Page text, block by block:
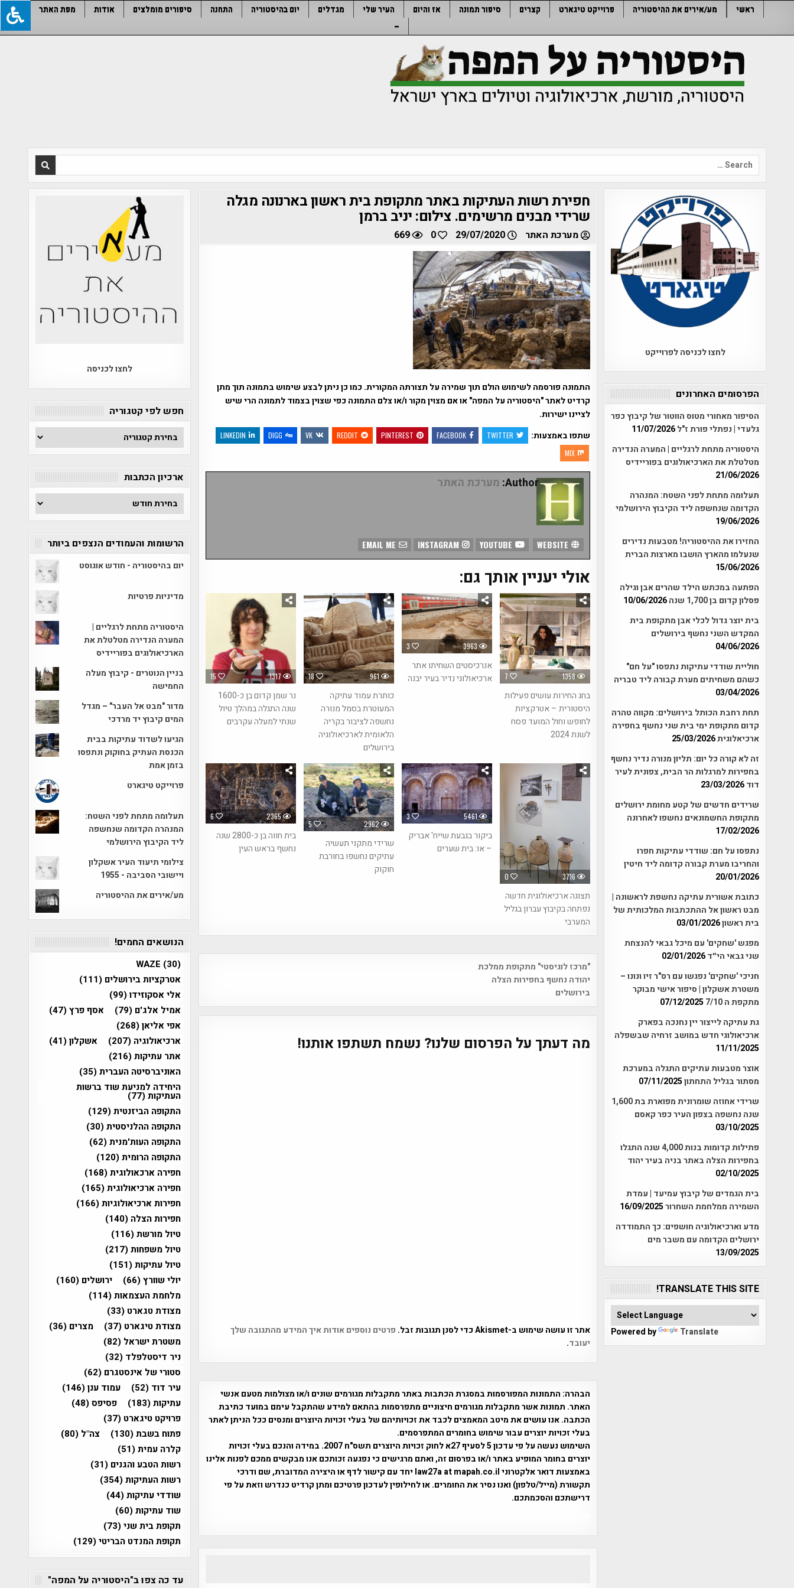
ראשי מע/אירים את ההיסטוריה פרוייקט טיגארט קצרים סיפור תמונה אז והיום העיר שלי מגדלים יום בהיסטוריה התחנה סיפורים מומלצים אודות
מפת האתר
–
Search
for:
חפירת רשות העתיקות באתר מתקופת בית ראשון בארנונה מגלה
שרידי מבנים מרשימים. צילום: יניב ברמן
מערכת האתר 29/07/2020
0
669
התמונה פורסמה לשימוש הולם תוך שמירה על תצורתה המקורית. כמו כן ניתן לבצע שימוש בתמונה תוך מתן
קרדיט לאתר "היסטוריה על המפה" או אם מצוין מקור ו/או צלם התמונה כפי שצוין בצמוד לתמונה הרי שיש
לציינו ישירות.
שתפו באמצעות:
TWITTER
FACEBOOK
PINTEREST
REDDIT
VK
DIGG
LINKEDIN
MIX
Author: מערכת האתר
INSTAGRAM
אולי יעניין אותך גם:
15 1317
נר שמן קדום בן כ-1600
שנה התגלה במהלך טיול
שנתי למעלה עקרבים
18 961
כותרת עמוד עתיקה
המעוטרת בסמל מנורה
נחשפה לציבור בקריה
הלאומית לארכיאולוגיה
בירושלים
3 3963
אנרכיסטים השחיתו אתר
ארכיאולוגי נדיר בעיר יבנה
7 1358
בחג החירות עושים פעילות
היסטורית – אטרקציות
לחופש וחול המועד פסח
לשנת 2024
6 2365
בית חווה בן כ-2800 שנה
נחשף בראש העין
5 2962
שרידי מתקני תעשיה
עתיקים נחשפו בחורבת
חוקוק
3 5461
ביקור בגבעת שייח' אבריק
– או: בית שערים
0 3716
תצוגה ארכיאולוגית חדשה
נפתחה בקיבוץ עברון בגליל
המערבי
Post
navigation
"מרכז לוגיסטי" מתקופת ממלכת
יהודה נחשף בחפירות הצלה
בירושלים
מה דעתך על הפרסום שלנו? נשמח תשתפו אותנו!
אתר זו עושה שימוש ב-Akismet כדי לסנן תגובות זבל.
פרטים נוספים אודות איך המידע מהתגובה שלך
יעובד.
הבהרה: התמונות המפורסמות במסגרת הכתבות באתר מתקבלות מגורמים שונים ו/או מצולמות מטעם אנשי
האתר. תמונות אשר מתקבלות מגורמים חיצוניים מתפרסמות בהתאם למידע שהתקבל עימם במועד כתיבת
הכתבה. אנו עושים את מיטב המאמצים לכבד את זכויותיהם של בעלי זכויות היוצרים ומנסים ככל הניתן לאתר
בעלי זכויות יוצרים עבור שימוש בחומרים המתפרסמים.
השימוש נעשה על פי עדכון 5 לסעיף 27א לחוק זכויות היוצרים תשס"ח 2007. במידה והנכם בעלי זכויות
יוצרים בחומר המופיע באתר ו/או בפרסום זה, ואתם מרגישים כי נפגעה זכותכם אנו מבקשים ממכם לפנות אלינו
באמצעות דואר אלקטרוני law27a at mapah.co.il יחד עם קישור לדף או היצירה המדוברת, שם ודרכי
תקשורת (מייל/טלפון) ואנו נסיר את החומרים. או לחילופין לעדכון פרטיכם ומתן קרדיט כנדרש וזאת על פי
דרישתכם והסכמתכם.
לחצו לכניסה לפרוייקט
הפרסומים האחרונים
הסיפור מאחורי מטוס הווטור של קיבוץ כפר
גלעדי | נפתלי פורת ז"ל11/07/2026
היסטוריה מתחת לרגליים | המערה הנדירה
מטלטלת את הארכיאולוגים בפוריידיס
21/06/2026
תעלומה מתחת לפני השטח: המנהרה
הקדומה שנחשפה ליד הקיבוץ הירושלמי
19/06/2026
החזירו את ההיסטוריה! מטבעות נדירים
שנעלמו מהארץ הושבו מארצות הברית
15/06/2026
הפתעה במכתש הילד שהרים אבן וגילה
פסלון קדום בן 1,700 שנה
10/06/2026
בית יוצר גדול לכלי אבן מתקופת בית
המקדש השני נחשף בירושלים
04/06/2026
חוליית שודדי עתיקות נתפסו "על חם"
כשהם משחיתים מערת קבורה ליד טבריה
03/04/2026
תחת רחבת הכותל בירושלים: מקווה טהרה
קדום מתקופת ימי בית שני נחשף בחפירה
ארכיאלוגית25/03/2026
זה לא קורה כל יום: תליון מנורה נדיר נחשף
בחפירות למרגלות הר הבית, צפונית לעיר
דוד23/03/2026
שרידים חדשים של קטע מחומת ירושלים
מתקופת החשמונאים נחשפו לאחרונה
17/02/2026
נתפסו על חם: שודדי עתיקות חפרו
והחריבו מערת קבורה קדומה ליד חיטין
20/01/2026
כתובת אשורית עתיקה נחשפת לראשונה |
מבט ראשון אל ההתכתבות המלכותית של
בית ראשון03/01/2026
מפגש 'שחקים' עם מיכל גבאי להנצחת
שני גבאי הי״ד02/01/2026
חניכי 'שחקים' נפגשו עם רס"ר זיו ונונו –
משטרת אשקלון | סיפור אישי מבוקר
מתקפת ה 7/10
07/12/2025
גת עתיקה לייצור יין נחנכה בפארק
ארכיאולוגי חדש במושב זרחיה שבשפלה
11/11/2025
אוצר מטבעות עתיקים התגלה במערכת
מסתור בגליל התחתון07/11/2025
שרידי אחוזה שומרונית מפוארת בת 1,600
שנה נחשפה בצפון העיר כפר קאסם
03/10/2025
פתילות קדומות בנות 4,000 שנה התגלו
בחפירות הצלה באתר בניה בעיר יהוד
02/10/2025
בית הגמדים של קיבוץ עמיעד | עמדת
השמירה ממלחמת השחרור16/09/2025
מדע וארכיאולוגיה חושפים: כך התמודדה
ירושלים הקדומה עם משבר מים
13/09/2025
TRANSLATE THIS SITE!
Powered by Translate
לחצו לכניסה
חפש לפי קטגוריה
חפש
לפי
קטגוריה
ארכיון הכתבות
ארכיון
הכתבות
הרשומות והעמודים הנצפים ביותר
יום בהיסטוריה - חודש אוגוסט
מדיניות פרטיות
היסטוריה מתחת לרגליים |
המערה הנדירה מטלטלת את
הארכיאולוגים בפוריידיס
בניין הנוטרים - קיבוץ מעלה
החמישה
מדור "מבט אל העבר" – מגדל
המים קיבוץ יד מרדכי
הגיעו לשדוד עתיקות בבית
הכנסת העתיק בחוקוק ונתפסו
בזמן אמת
פרוייקט טיגארט
תעלומה מתחת לפני השטח:
המנהרה הקדומה שנחשפה
ליד הקיבוץ הירושלמי
צילומי תיעוד העיר אשקלון
ויישובי הסביבה - 1955
מע/אירים את ההיסטוריה
הנושאים החמים!
WAZE (30)
אטרקציות בירושלים (111)
אלי אסקוזידו(99)
אמיל אלג'ם (79) אסף פרץ(47)
אפי אליאן(268)
ארכיאולוגיה (207) אשקלון(41)
אתר עתיקות(216)
האוניברסיטה העברית(35)
היחידה למניעת שוד ברשות
העתיקות(77)
התקופה הביזנטית(129)
התקופה ההלניסטית(30)
התקופה העות'מנית(62)
התקופה הרומית(120)
חפירה ארכאולוגית(168)
חפירה ארכיאולוגית(165)
חפירות ארכיאולוגיות(166)
חפירות הצלה (140)
טיול מורשת(116)
טיול משפחות(217)
טיול עתיקות(151)
יולי שוורץ(66) ירושלים (160)
מלחמת העצמאות(114)
מצודת טגארט (33)
מצודת טיגארט (37) מצרים (36)
משטרת ישראל (82)
ניר דיסטלפלד (32)
סטורי של אינסטגרם (62)
עיר דוד (52) עמוד ענן(146)
עתיקות(183) פסיפס(48)
פרויקט טיגארט (37)
פתוח בשבת(130) צה"ל (80)
קלרה עמית(51)
רשות הטבע והגנים (31)
רשות העתיקות(354)
שודדי עתיקות(44)
שוד עתיקות(60)
תקופת בית שני(73)
תקופת המנדט הבריטי(129)
עד כה צפו ב"היסטוריה על המפה"